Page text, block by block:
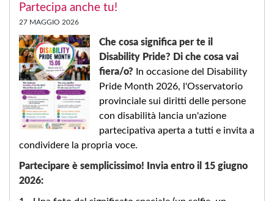
Partecipa anche tu!
27 MAGGIO 2026
Che cosa significa per te il
Disability Pride? Di che cosa vai
fiera/o? In occasione del Disability
Pride Month 2026, l'Osservatorio
provinciale sui diritti delle persone
con disabilità lancia un'azione
partecipativa aperta a tutti e invita a
condividere la propria voce.
Partecipare è semplicissimo! Invia entro il 15 giugno
2026: